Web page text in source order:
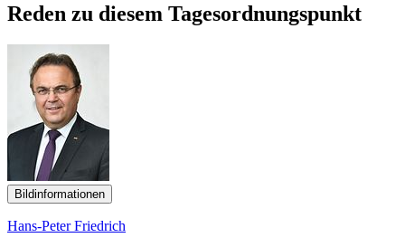
Reden zu diesem Tagesordnungspunkt
Bildinformationen
Hans-Peter Friedrich